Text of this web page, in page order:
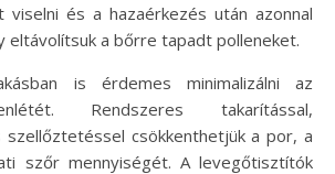
viselni és a hazaérkezés után azonnal
eltávolítsuk a bőrre tapadt polleneket.
is érdemes minimalizálni az
Rendszeres takarítással,
szellőztetéssel csökkenthetjük a por, a
szőr mennyiségét. A levegőtisztítók